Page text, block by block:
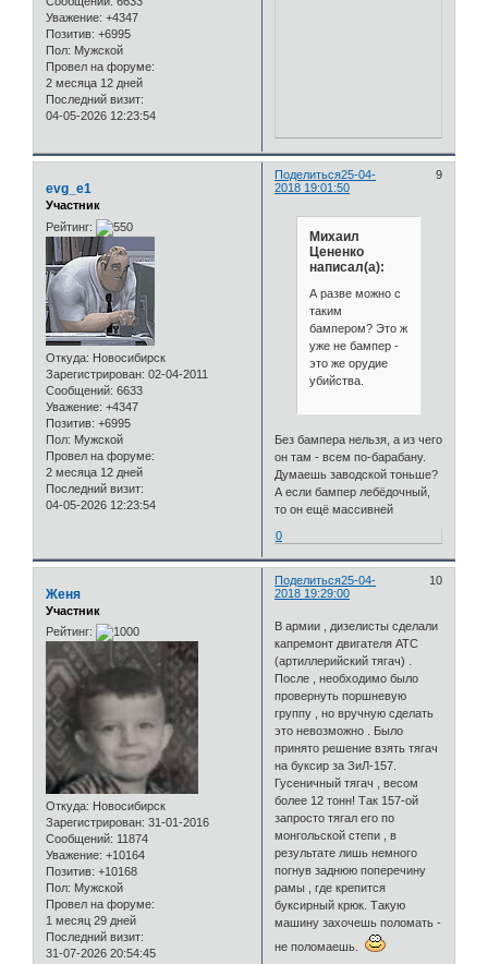
Уважение: +4347
Позитив: +6995
Пол: Мужской
Провел на форуме:
2 месяца 12 дней
Последний визит:
04-05-2026 12:23:54
Поделиться 9
25-04-
2018 19:01:50
evg_e1
Участник
Рейтинг:
Откуда: Новосибирск
Зарегистрирован: 02-04-2011
Сообщений: 6633
Уважение: +4347
Позитив: +6995
Пол: Мужской
Провел на форуме:
2 месяца 12 дней
Последний визит:
04-05-2026 12:23:54
Михаил
Цененко
написал(а):
А разве можно с
таким
бампером? Это ж
уже не бампер -
это же орудие
убийства.
Без бампера нельзя, а из чего
он там - всем по-барабану.
Думаешь заводской тоньше?
А если бампер лебёдочный,
то он ещё массивней
0
Поделиться 10
25-04-
2018 19:29:00
Женя
Участник
Рейтинг:
Откуда: Новосибирск
Зарегистрирован: 31-01-2016
Сообщений: 11874
Уважение: +10164
Позитив: +10168
Пол: Мужской
Провел на форуме:
1 месяц 29 дней
Последний визит:
31-07-2026 20:54:45
В армии , дизелисты сделали
капремонт двигателя АТС
(артиллерийский тягач) .
После , необходимо было
провернуть поршневую
группу , но вручную сделать
это невозможно . Было
принято решение взять тягач
на буксир за ЗиЛ-157.
Гусеничный тягач , весом
более 12 тонн! Так 157-ой
запросто тягал его по
монгольской степи , в
результате лишь немного
погнув заднюю поперечину
рамы , где крепится
буксирный крюк. Такую
машину захочешь поломать -
не поломаешь.